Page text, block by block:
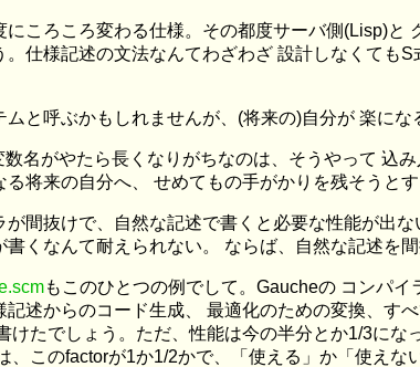
ころころ変わる仕様。その都度サーバ側(Lisp)
仕様記述の文法なんてわざわざ 設計しなくても
と呼ぶかもしれませんが、(将来の)自分が 楽に
名がやたら長くなりがちなのは、そうやって 込
る将来の自分へ、 せめてもの手がかりを残そう
間抜けで、自然な記述で書くと必要な性能が出
くなんて耐えられない。 ならば、自然な記述を
もこのひとつの例でして。Gaucheの コンパ
記述からのコード生成、 最適化のための変換、す
けたでしょう。ただ、性能は今の半分とか1/3に
、このfactorが1か1/2かで、「使える」か「使えな